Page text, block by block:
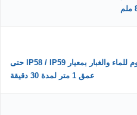
زجاج مع إطار من الألومنيوم – مقاوم للماء والغبار بمعيار IP58 / IP59 حتى
عمق 1 متر لمدة 30 دقيقة